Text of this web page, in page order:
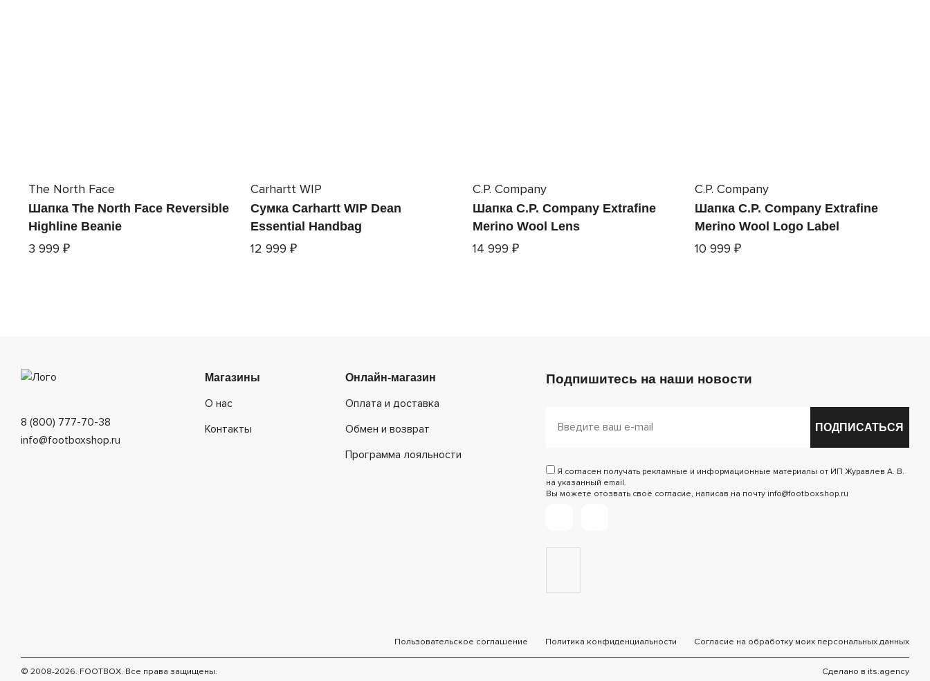
The North Face
Шапка The North Face Reversible
Highline Beanie
3 999 ₽
Carhartt WIP
Сумка Carhartt WIP Dean
Essential Handbag
12 999 ₽
C.P. Company
Шапка C.P. Company Extrafine
Merino Wool Lens
14 999 ₽
C.P. Company
Шапка C.P. Company Extrafine
Merino Wool Logo Label
10 999 ₽
8 (800) 777-70-38
info@footboxshop.ru
Магазины
О нас
Контакты
Онлайн-магазин
Оплата и доставка
Обмен и возврат
Программа лояльности
Подпишитесь на наши новости
ПОДПИСАТЬСЯ
Я согласен получать рекламные и информационные материалы от ИП Журавлев А. В.
на указанный email.
Вы можете отозвать своё согласие, написав на почту info@footboxshop.ru
Пользовательское соглашение Политика конфиденциальности Согласие на обработку моих персональных данных
© 2008-2026. FOOTBOX. Все права защищены. Сделано в its.agency